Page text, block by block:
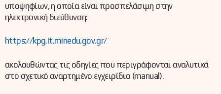
υποψηφίων, η οποία είναι προσπελάσιμη στην
ηλεκτρονική διεύθυνση:
https://kpg.it.minedu.gov.gr/
ακολουθώντας τις οδηγίες που περιγράφονται αναλυτικά
στο σχετικό αναρτημένο εγχειρίδιο (manual).